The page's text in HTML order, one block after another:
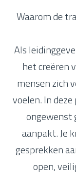
Waarom de
Als
het creëren
mensen zich
voelen. In
ongewenst
aanpakt. Je
gesprekken
open,